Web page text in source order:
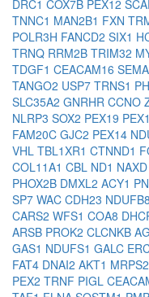
DRC1 COX7B PEX12
TNNC1 MAN2B1 FXN
POLR3H FANCD2 SIX1
TRNQ RRM2B TRIM32
TDGF1 CEACAM16
TANGO2 USP7 TRNS1
SLC35A2 GNRHR CCNO
NLRP3 SOX2 PEX19
FAM20C GJC2 PEX14
VHL TBL1XR1 CTNND1
COL11A1 CBL ND1 NAXD
PHOX2B DMXL2 ACY1
SP7 WAC CDH23 NDUFB8
CARS2 WFS1 COA8
ARSB PROK2 CLCNKB
GAS1 NDUFS1 GALC
FAT4 DNAI2 AKT1 MRPS2
PEX2 TRNF PIGL